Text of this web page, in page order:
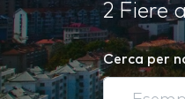
2 Fiere
Cerca per